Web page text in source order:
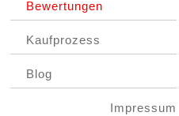
Bewertungen
Kaufprozess
Blog
Impressum